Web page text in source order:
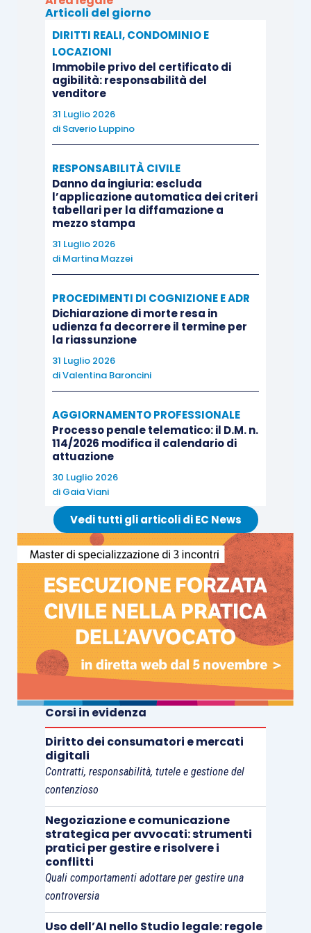
relativa a un titolo cointestato a Tizio e Caia, poi
veniva considerata di esclusiva pertinenza del
cuius, con la conseguenza che Caia doveva
essere ritenuta debitrice verso la massa
ereditaria delle somme riscosse.
Mevia, in proprio e quale erede di Caia, proponeva
ricorso per cassazione. Deduceva, in particolare,
che la decisione di merito avrebbe erroneamente
incluso nell’asse ereditario l’intero saldo dei
rapporti cointestati, senza considerare la
presunzione di contitolarità derivante dagli artt.
risorse e in precarie condizioni di salute, una vita
dignitosa.
SOLUZIONE
La Suprema Corte rigetta il ricorso e conferma la
decisione della Corte d’appello.
Il nucleo della motivazione riguarda la distinzione
tra disponibilità del conto nei rapporti con la
banca e titolarità sostanziale delle somme nei
rapporti interni tra i cointestatari. La
cointestazione del conto corrente attribuisce a
ciascun intestatario, nei rapporti esterni con
l’istituto di credito, la legittimazione a operare sul
rapporto secondo le regole applicabili alla
cointestazione. Nei rapporti interni, invece, opera
la presunzione di cui all’art. 1298, comma 2, c.c.: il
saldo attivo si presume spettante ai cointestatari
in parti uguali, salvo che risulti diversamente.
Questa presunzione, però, non è assoluta. La
Cassazione ribadisce che essa può essere
superata mediante prova contraria, anche per
concordanti. La prova non deve limitarsi a
dimostrare che uno solo dei cointestatari abbia
materialmente effettuato i versamenti, ma deve
riguardare la pertinenza sostanziale delle somme,
cioè la loro effettiva appartenenza a uno solo dei
contitolari.
Articoli del giorno
DIRITTI REALI, CONDOMINIO E
LOCAZIONI
Immobile privo del certificato di
agibilità: responsabilità del
venditore
31 Luglio 2026
di Saverio Luppino
RESPONSABILITÀ CIVILE
Danno da ingiuria: escluda
l’applicazione automatica dei criteri
tabellari per la diffamazione a
mezzo stampa
31 Luglio 2026
di Martina Mazzei
PROCEDIMENTI DI COGNIZIONE E ADR
Dichiarazione di morte resa in
udienza fa decorrere il termine per
la riassunzione
31 Luglio 2026
diValentina Baroncini
AGGIORNAMENTO PROFESSIONALE
Processo penale telematico: il D.M. n.
114/2026 modifica il calendario di
attuazione
30 Luglio 2026
di Gaia Viani
Vedi tutti gli articoli di EC News
Corsi in evidenza
Diritto dei consumatori e mercati
digitali
Contratti, responsabilità, tutele e gestione del
contenzioso
Negoziazione e comunicazione
strategica per avvocati: strumenti
pratici per gestire e risolvere i
conflitti
Quali comportamenti adottare per gestire una
controversia
Uso dell’AI nello Studio legale: regole